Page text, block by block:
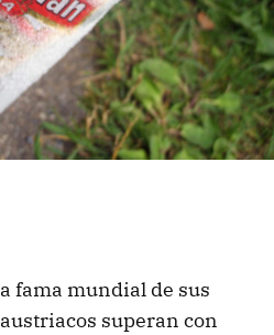
fama mundial de sus
superan con